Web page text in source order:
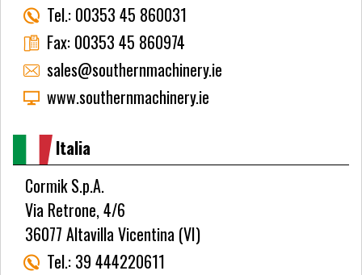
Tel.: 00353 45 860031
Fax: 00353 45 860974
sales@southernmachinery.ie
www.southernmachinery.ie
Italia
Cormik S.p.A.
Via Retrone, 4/6
36077 Altavilla Vicentina (VI)
Tel.: 39 444220611